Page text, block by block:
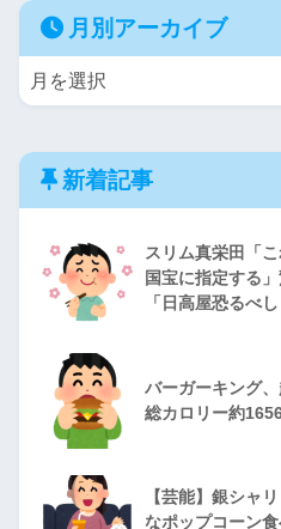
月別アーカイブ
新着記事
スリム真栄田「
国宝に指定する
「日高屋恐るべし
バーガーキング、
総カロリー約
【芸能】銀シャ
なポップコーン